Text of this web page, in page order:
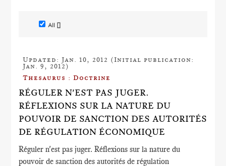
All []
Updated: Jan. 10, 2012 (Initial publication:
Jan. 9, 2012)
Thesaurus : Doctrine
RÉGULER N'EST PAS JUGER.
RÉFLEXIONS SUR LA NATURE DU
POUVOIR DE SANCTION DES AUTORITÉS
DE RÉGULATION ÉCONOMIQUE
Réguler n'est pas juger. Réflexions sur la nature du
pouvoir de sanction des autorités de régulation